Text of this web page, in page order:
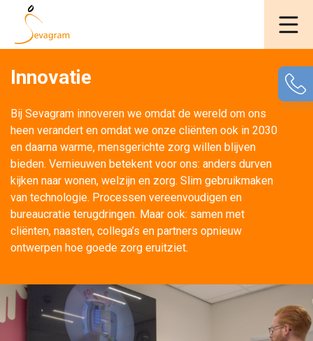
Innovatie
Bij Sevagram innoveren we omdat de wereld om ons
heen verandert en omdat we onze cliënten ook in 2030
en daarna warme, mensgerichte zorg willen blijven
bieden. Vernieuwen betekent voor ons: anders durven
kijken naar wonen, welzijn en zorg. Slim gebruikmaken
van technologie. Processen vereenvoudigen en
bureaucratie terugdringen. Maar ook: samen met
cliënten, naasten, collega’s en partners opnieuw
ontwerpen hoe goede zorg eruitziet.